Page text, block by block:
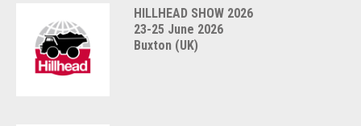
HILLHEAD SHOW 2026
23-25 June 2026
Buxton (UK)